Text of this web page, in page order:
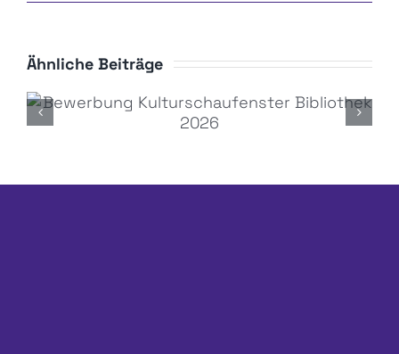
Ähnliche Beiträge
Bewerbung Kulturschaufenster